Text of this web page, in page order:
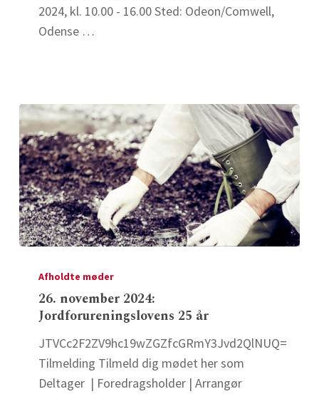
2024, kl. 10.00 - 16.00 Sted: Odeon/Comwell,
Odense …
november
2024:
Jordforureningslovens
Afholdte møder
26. november 2024:
Jordforureningslovens 25 år
JTVCc2F2ZV9hc19wZGZfcGRmY3Jvd2QlNUQ=
Tilmelding Tilmeld dig mødet her som
Deltager | Foredragsholder | Arrangør